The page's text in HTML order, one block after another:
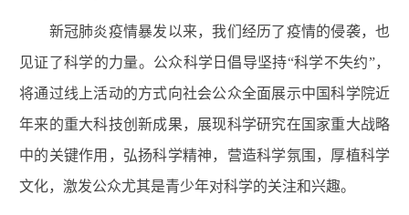
新冠肺炎疫情暴发以来，我们经历了疫情的侵袭，也
见证了科学的力量。公众科学日倡导坚持“科学不失约”，
将通过线上活动的方式向社会公众全面展示中国科学院近
年来的重大科技创新成果，展现科学研究在国家重大战略
中的关键作用，弘扬科学精神，营造科学氛围，厚植科学
文化，激发公众尤其是青少年对科学的关注和兴趣。